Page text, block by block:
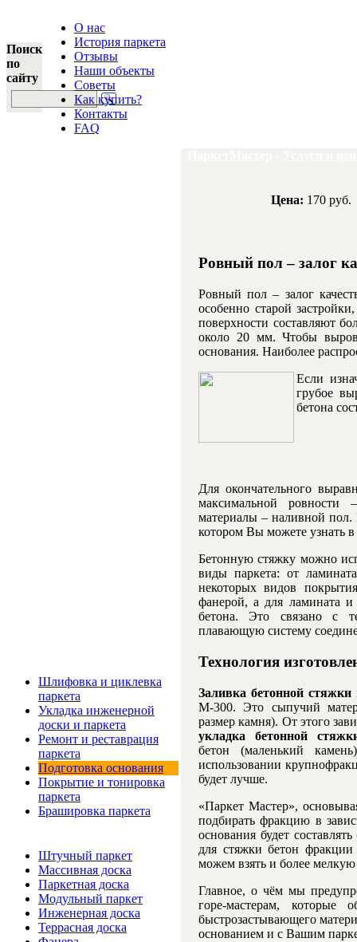
Поиск
по
сайту
О нас
История паркета
Отзывы
Наши объекты
Советы
Как купить?
Контакты
FAQ
Шлифовка и циклевка
паркета
Укладка инженерной
доски и паркета
Ремонт и реставрация
паркета
Подготовка основания
Покрытие и тонировка
паркета
Брашировка паркета
Штучный паркет
Массивная доска
Паркетная доска
Модульный паркет
Инженерная доска
Террасная доска
Цена: 170 руб.
Ровный пол – залог
Ровный пол – залог
особенно старой
поверхности составляют
около 20 мм. Чтобы
основания. Наиболее
Если
грубое
бетона
Для окончательного
максимальной
материалы – наливной
котором Вы можете узнать
Бетонную стяжку можно
виды паркета: от
некоторых видов
фанерой, а для ламината и
бетона. Это связано с
плавающую систему
Технология
Заливка бетонной стяжки
М-300. Это сыпучий
размер камня). От этого
укладка бетонной
бетон (маленький
использовании
будет лучше.
«Паркет Мастер»,
подбирать фракцию в
основания будет
для стяжки бетон
можем взять и более
Главное, о чём мы
горе-мастерам,
быстрозастывающего
основанием и с Вашим